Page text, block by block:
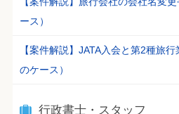
ース）
【案件解説】JATA入会と第2種旅
のケース）
行政書士・スタッフ